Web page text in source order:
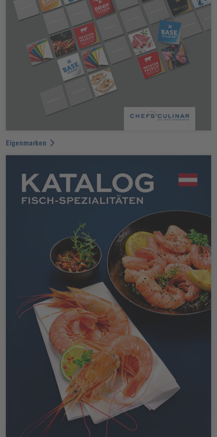
Eigenmarken